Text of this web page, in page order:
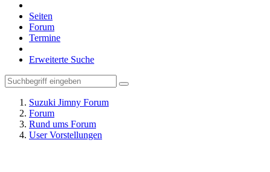
Seiten
Forum
Termine
Erweiterte Suche
Suzuki Jimny Forum
Forum
Rund ums Forum
User Vorstellungen